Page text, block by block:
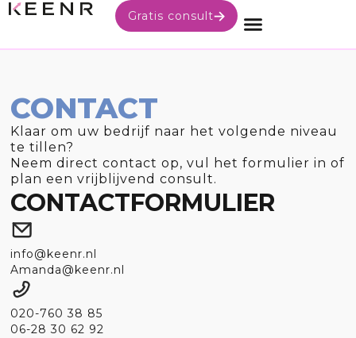
Gratis consult
CONTACT
Klaar om uw bedrijf naar het volgende niveau
te tillen?
Neem direct contact op, vul het formulier in of
plan een vrijblijvend consult.
CONTACTFORMULIER
info@keenr.nl
Amanda@keenr.nl
020-760 38 85
06-28 30 62 92